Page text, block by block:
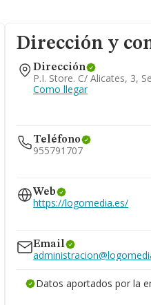
Dirección y
Dirección
P.i. Store. C/ Alicates, 3,
Como llegar
Teléfono
955791707
Ver teléfono 609...
Web
https://logomedia.es/
Email
Datos aportados por la